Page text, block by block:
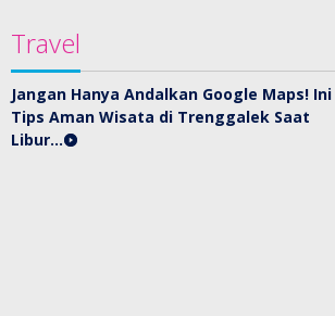
Travel
Jangan Hanya Andalkan Google Maps! Ini
Tips Aman Wisata di Trenggalek Saat
Libur…